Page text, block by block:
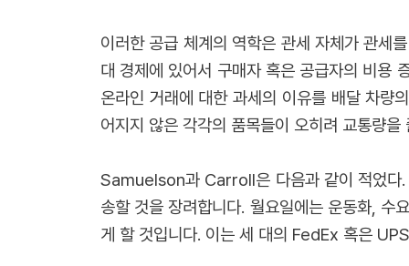
이러한 공급 체계의 역학은 관세 자체가 관세
대 경제에 있어서 구매자 혹은 공급자의 비용
온라인 거래에 대한 과세의 이유를 배달 차량
어지지 않은 각각의 품목들이 오히려 교통량
Samuelson과 Carroll은 다음과 같이 적었다.
송할 것을 장려합니다. 월요일에는 운동화,
게 할 것입니다. 이는 세 대의 FedEx 혹은